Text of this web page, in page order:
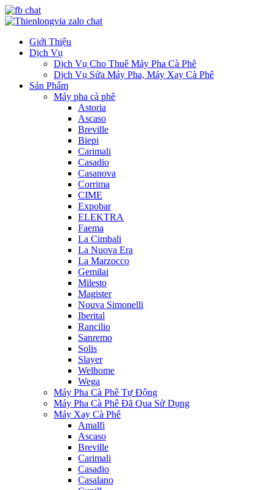
Giới Thiệu
Dịch Vụ
Dịch Vụ Cho Thuê Máy Pha Cà Phê
Dịch Vụ Sửa Máy Pha, Máy Xay Cà Phê
Sản Phẩm
Máy pha cà phê
Astoria
Ascaso
Breville
Biepi
Carimali
Casadio
Casanova
Corrima
CIME
Expobar
ELEKTRA
Faema
La Cimbali
La Nuova Era
La Marzocco
Gemilai
Milesto
Magister
Nouva Simonelli
Iberital
Rancilio
Sanremo
Solis
Slayer
Welhome
Wega
Máy Pha Cà Phê Tự Động
Máy Pha Cà Phê Đã Qua Sử Dụng
Máy Xay Cà Phê
Amalfi
Ascaso
Breville
Carimali
Casadio
Casalano